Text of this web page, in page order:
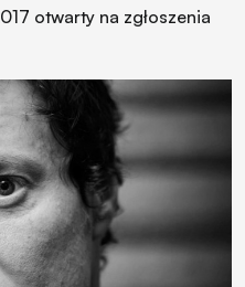
otwarty na zgłoszenia